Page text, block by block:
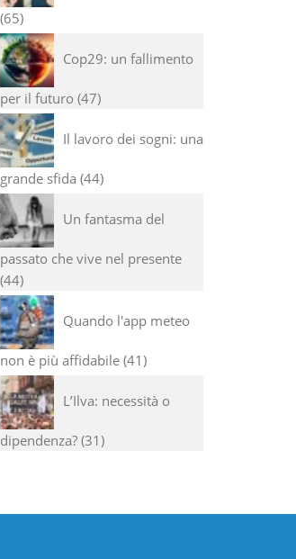
65
Cop29: un fallimento
per il futuro 47
Il lavoro dei sogni: una
grande sfida 44
Un fantasma del
passato che vive nel presente
44
Quando l'app meteo
non è più affidabile 41
L’Ilva: necessità o
dipendenza? 31